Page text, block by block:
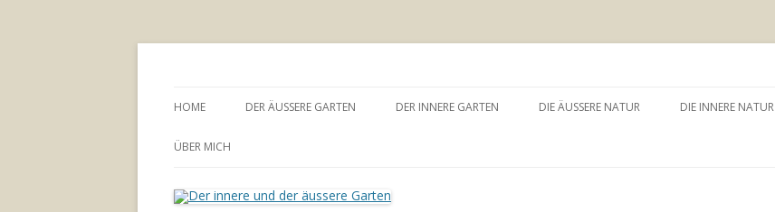
Inhalt
HOME DER ÄUSSERE GARTEN DER INNERE GARTEN DIE ÄUSSERE NATUR DIE INNERE NATUR
ÜBER MICH